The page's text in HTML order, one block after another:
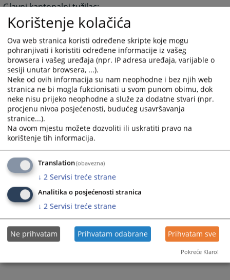
Glavni kantonalni tužilac:
Predrag Golubović
Email: predrag.golubovic@pravosudje.ba
Kantonlani tužilac:
Mirsad Bilajac
Email: mirsad.bilajac@pravosudje.ba
Pisarnica tužilaštva 038 240-050 ;
Tehnički sekretar tužilaštva 038-243-151 ;
1428PREGLEDA
Korištenje kolačića
Ova web stranica koristi određene skripte koje mogu
pohranjivati i koristiti određene informacije iz vašeg
browsera i vašeg uređaja (npr. IP adresa uređaja, varijable o
sesiji unutar browsera, ...).
Neke od ovih informacija su nam neophodne i bez njih web
stranica ne bi mogla fukcionisati u svom punom obimu, dok
neke nisu prijeko neophodne a služe za dodatne stvari (npr.
procjenu nivoa posjećenosti, budućeg usavršavanja
stranice...).
Na ovom mjestu možete dozvoliti ili uskratiti pravo na
korištenje tih informacija.
Translation(obavezna)
↓ 2 Servisi treće strane
Analitika o posjećenosti stranica
↓ 2 Servisi treće strane
Ne prihvatam Prihvatam odabrane Prihvatam sve
Pokreće Klaro!